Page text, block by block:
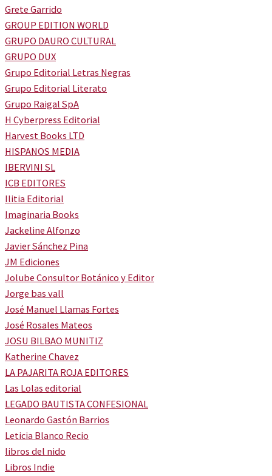
Grete Garrido
GROUP EDITION WORLD
GRUPO DAURO CULTURAL
GRUPO DUX
Grupo Editorial Letras Negras
Grupo Editorial Literato
Grupo Raigal SpA
H Cyberpress Editorial
Harvest Books LTD
HISPANOS MEDIA
IBERVINI SL
ICB EDITORES
Ilitia Editorial
Imaginaria Books
Jackeline Alfonzo
Javier Sánchez Pina
JM Ediciones
Jolube Consultor Botánico y Editor
Jorge bas vall
José Manuel Llamas Fortes
José Rosales Mateos
JOSU BILBAO MUNITIZ
Katherine Chavez
LA PAJARITA ROJA EDITORES
Las Lolas editorial
LEGADO BAUTISTA CONFESIONAL
Leonardo Gastón Barrios
Leticia Blanco Recio
libros del nido
Libros Indie